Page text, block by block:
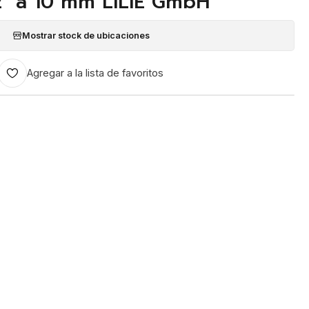
Mostrar stock de ubicaciones
Agregar a la lista de favoritos